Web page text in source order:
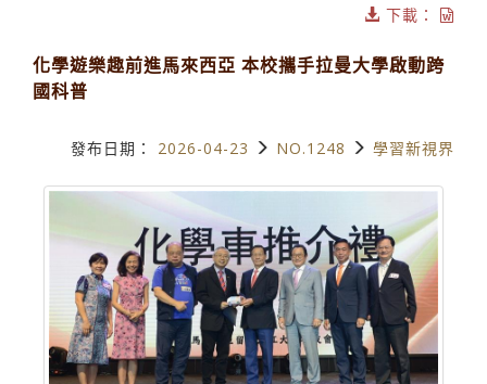
下載：
化學遊樂趣前進馬來西亞 本校攜手拉曼大學啟動跨
國科普
發布日期： 2026-04-23 NO.1248 學習新視界